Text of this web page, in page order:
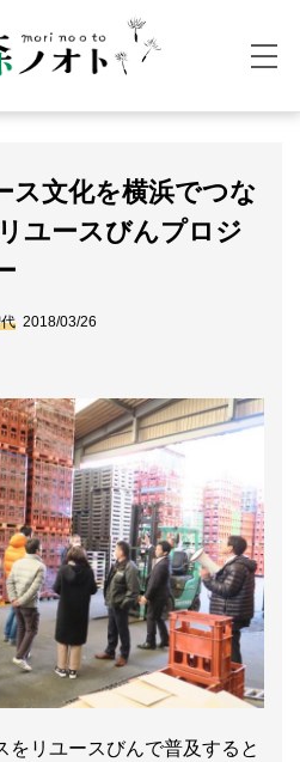
ス文化を横浜でつな
ユースびんプロジ
2018/03/26
をリユースびんで普及すると